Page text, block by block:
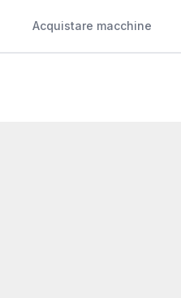
Acquistare macchine